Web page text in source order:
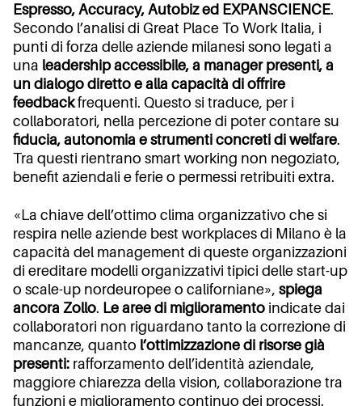
Espresso, Accuracy, Autobiz ed EXPANSCIENCE.
Secondo l’analisi di Great Place To Work Italia, i
punti di forza delle aziende milanesi sono legati a
una leadership accessibile, a manager presenti, a
un dialogo diretto e alla capacità di offrire
feedbackfrequenti. Questo si traduce, per i
collaboratori, nella percezione di poter contare su
fiducia, autonomia e strumenti concreti di welfare.
Tra questi rientrano smart working non negoziato,
benefit aziendali e ferie o permessi retribuiti extra.
«La chiave dell’ottimo clima organizzativo che si
respira nelle aziende best workplaces di Milano è la
capacità del management di queste organizzazioni
di ereditare modelli organizzativi tipici delle start-up
o scale-up nordeuropee o californiane», spiega
ancora Zollo. Le aree di miglioramento indicate dai
collaboratori non riguardano tanto la correzione di
mancanze, quanto l’ottimizzazione di risorse già
presenti: rafforzamento dell’identità aziendale,
maggiore chiarezza della vision, collaborazione tra
funzioni e miglioramento continuo dei processi.